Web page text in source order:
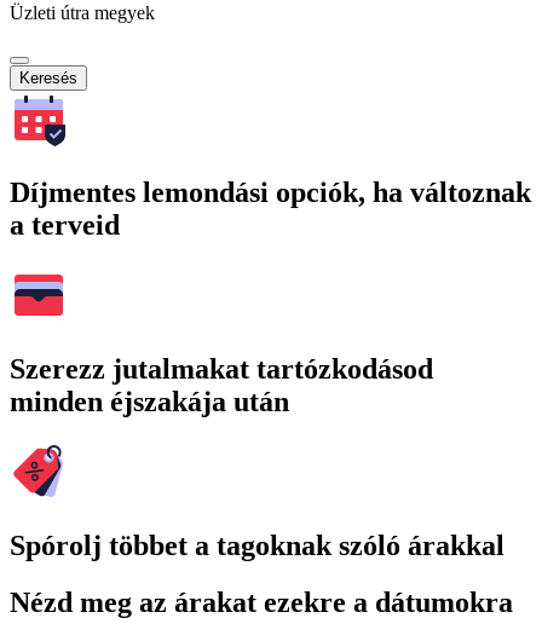
Üzleti útra megyek
Keresés
Díjmentes lemondási opciók, ha változnak
a terveid
Szerezz jutalmakat tartózkodásod
minden éjszakája után
Spórolj többet a tagoknak szóló árakkal
Nézd meg az árakat ezekre a dátumokra